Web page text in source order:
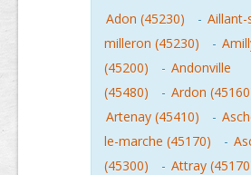
Adon (45230)
- Aillant-
milleron (45230)
-
(45200)
- Andonville
(45480)
- Ardon
Artenay (45410)
-
le-marche (45170)
-
(45300)
- Attray